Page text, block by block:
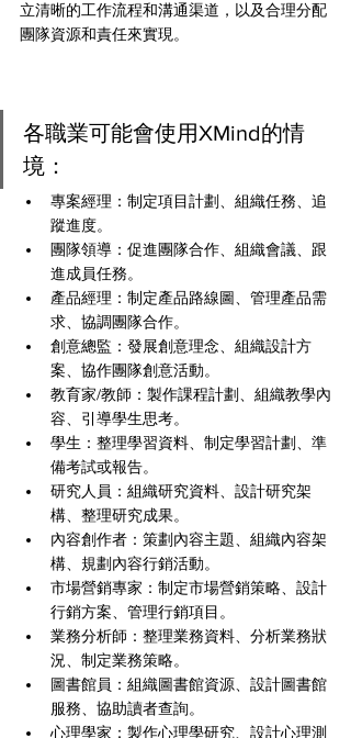
立清晰的工作流程和溝通渠道，以及合理分配
團隊資源和責任來實現。
各職業可能會使用XMind的情
境：
專案經理：制定項目計劃、組織任務、追
蹤進度。
團隊領導：促進團隊合作、組織會議、跟
進成員任務。
產品經理：制定產品路線圖、管理產品需
求、協調團隊合作。
創意總監：發展創意理念、組織設計方
案、協作團隊創意活動。
教育家/教師：製作課程計劃、組織教學內
容、引導學生思考。
學生：整理學習資料、制定學習計劃、準
備考試或報告。
研究人員：組織研究資料、設計研究架
構、整理研究成果。
內容創作者：策劃內容主題、組織內容架
構、規劃內容行銷活動。
市場營銷專家：制定市場營銷策略、設計
行銷方案、管理行銷項目。
業務分析師：整理業務資料、分析業務狀
況、制定業務策略。
圖書館員：組織圖書館資源、設計圖書館
服務、協助讀者查詢。
心理學家：製作心理學研究、設計心理測